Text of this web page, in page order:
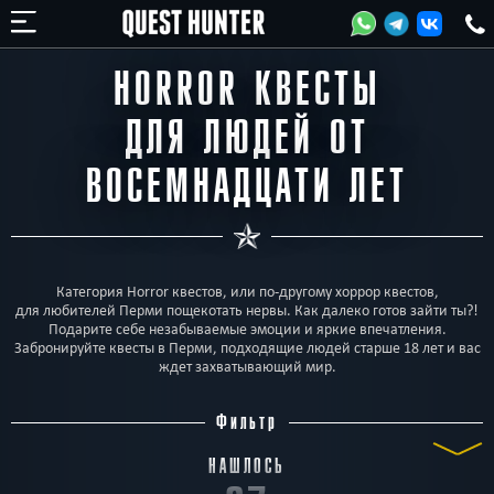
HORROR КВЕСТЫ
ДЛЯ ЛЮДЕЙ ОТ
ВОСЕМНАДЦАТИ ЛЕТ
Категория Horror квестов, или по-другому хоррор квестов,
для любителей Перми пощекотать нервы. Как далеко готов зайти ты?!
Подарите себе незабываемые эмоции и яркие впечатления.
Забронируйте квесты в Перми, подходящие людей старше 18 лет и вас
ждет захватывающий мир.
Фильтр
НАШЛОСЬ